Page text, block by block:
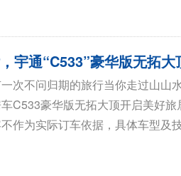
宇通“C533”豪华版无拓大
次不问归期的旅行当你走过山
C533豪华版无拓大顶开启美好
作为实际订车依据，具体车型及